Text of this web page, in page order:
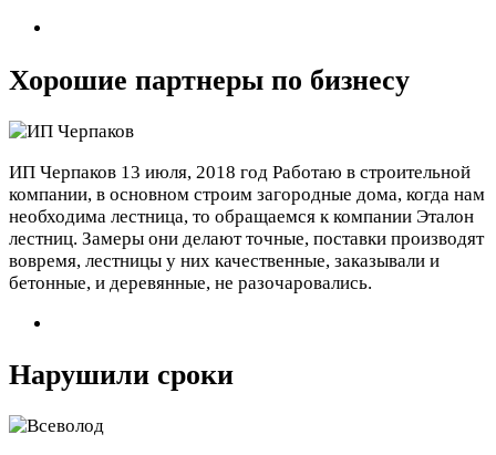
Хорошие партнеры по бизнесу
ИП Черпаков 13 июля, 2018 год Работаю в строительной
компании, в основном строим загородные дома, когда нам
необходима лестница, то обращаемся к компании Эталон
лестниц. Замеры они делают точные, поставки производят
вовремя, лестницы у них качественные, заказывали и
бетонные, и деревянные, не разочаровались.
Нарушили сроки